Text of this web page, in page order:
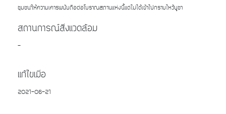
ชุมชนให้ความเคารพนับถือต่อโบราณสถานแห่งนี้แต่ไม่ได้เข้าไปกราบไหว้บูชา
สถานการณ์สิ่งแวดล้อม
-
แก้ไขเมื่อ
2021-06-21